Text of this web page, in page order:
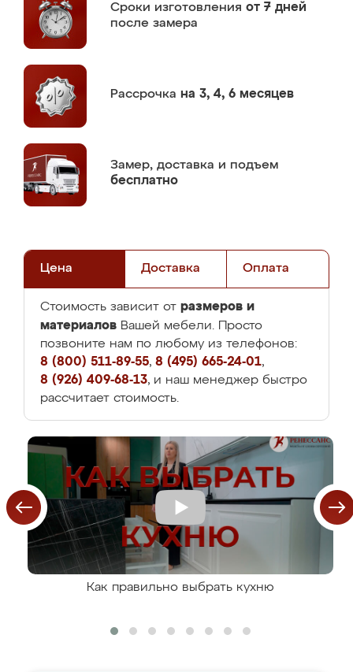
Сроки изготовления от 7 дней
после замера
Рассрочка на 3, 4, 6 месяцев
Замер, доставка и подъем
бесплатно
Цена Доставка Оплата
Стоимость зависит от размеров и
материалов Вашей мебели. Просто
позвоните нам по любому из телефонов:
8 (800) 511-89-55, 8 (495) 665-24-01,
8 (926) 409-68-13, и наш менеджер быстро
рассчитает стоимость.
Как правильно выбрать кухню